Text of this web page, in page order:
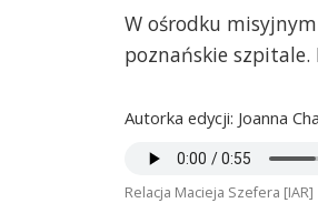
W ośrodku
poznańskie
Autorka edycji: Joanna
Relacja Macieja Szefera [IAR]